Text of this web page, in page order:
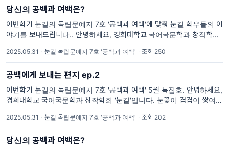
당신의 공백과 여백은?
이번학기 눈길의 독립문예지 7호 '공백과 여백'에 맞춰 눈길 학우들의 이
야기를 보내드립니다.. 안녕하세요, 경희대학교 국어국문학과 창작학회
들을 출판으로 아름답게 피워내기를 바라며 매학기 독립문예지를
2025.05.31 · 눈길 독립문예지 7호 '공백과 여백' · 조회 250
공백에게 보내는 편지 ep.2
이번학기 눈길의 독립문예지 7호 '공백과 여백' 5월 특집호. 안녕하세요,
경희대학교 국어국문학과 창작학회 '눈길'입니다. 눈꽃이 겹겹이 쌓여 아
바라며 매학기 독립문예지를
2025.05.31 · 눈길 독립문예지 7호 '공백과 여백' · 조회 202
당신의 공백과 여백은?